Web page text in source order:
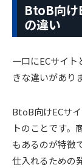
BtoB向け
の違い
一口にECサイ
きな違いがあり
BtoB向けECサ
トのことです。
もあるのが特徴
仕入れるための